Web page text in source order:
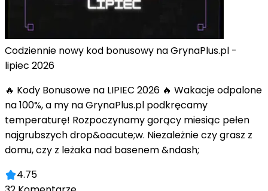
Codziennie nowy kod bonusowy na GrynaPlus.pl -
lipiec 2026
🔥 Kody Bonusowe na LIPIEC 2026 🔥 Wakacje odpalone
na 100%, a my na GrynaPlus.pl podkręcamy
temperaturę! Rozpoczynamy gorący miesiąc pełen
najgrubszych drop&oacute;w. Niezależnie czy grasz z
domu, czy z leżaka nad basenem &ndash;
4.75